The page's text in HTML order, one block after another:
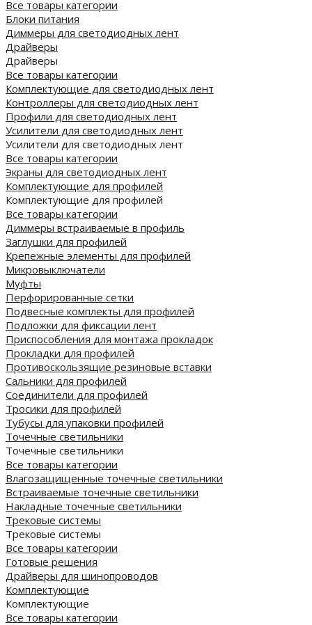
Все товары категории
Блоки питания
Диммеры для светодиодных лент
Драйверы
Драйверы
Все товары категории
Комплектующие для светодиодных лент
Контроллеры для светодиодных лент
Профили для светодиодных лент
Усилители для светодиодных лент
Усилители для светодиодных лент
Все товары категории
Экраны для светодиодных лент
Комплектующие для профилей
Комплектующие для профилей
Все товары категории
Диммеры встраиваемые в профиль
Заглушки для профилей
Крепежные элементы для профилей
Микровыключатели
Муфты
Перфорированные сетки
Подвесные комплекты для профилей
Подложки для фиксации лент
Приспособления для монтажа прокладок
Прокладки для профилей
Противоскользящие резиновые вставки
Сальники для профилей
Соединители для профилей
Тросики для профилей
Тубусы для упаковки профилей
Точечные светильники
Точечные светильники
Все товары категории
Влагозащищенные точечные светильники
Встраиваемые точечные светильники
Накладные точечные светильники
Трековые системы
Трековые системы
Все товары категории
Готовые решения
Драйверы для шинопроводов
Комплектующие
Комплектующие
Все товары категории